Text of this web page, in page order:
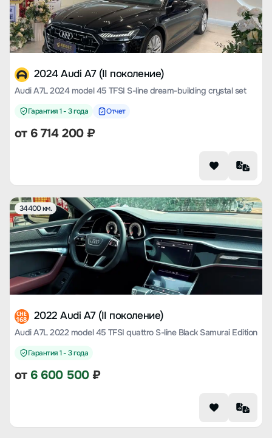
2024 Audi A7 (II поколение)
Audi A7L 2024 model 45 TFSI S-line dream-building crystal set
Гарантия 1 - 3 года Отчет
от 6 714 200₽
34400 км.
CHE
168 2022 Audi A7 (II поколение)
Audi A7L 2022 model 45 TFSI quattro S-line Black Samurai Edition
Гарантия 1 - 3 года
от 6 600 500₽